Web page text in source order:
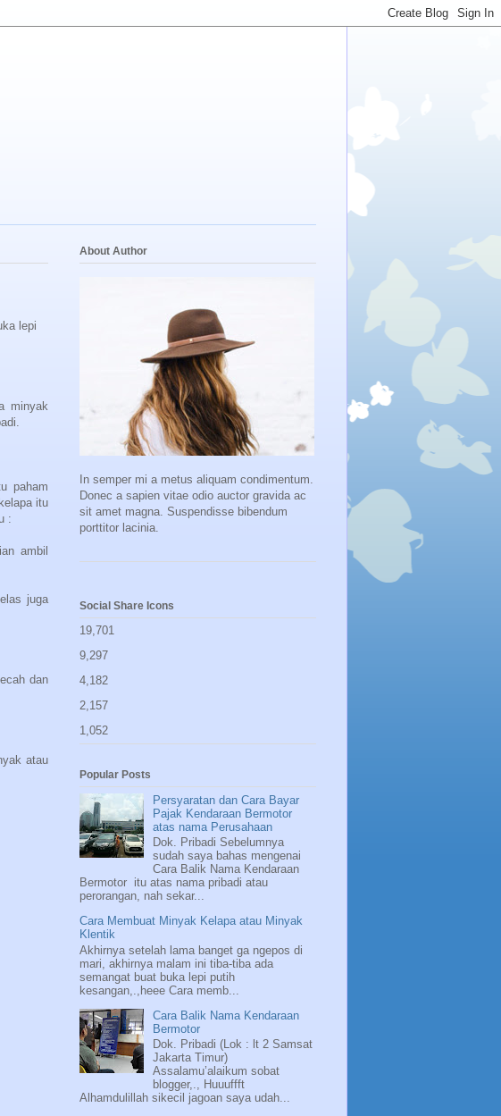
lepi
minyak
paham
itu
:
ambil
juga
dan
atau
About Author
In semper mi a metus aliquam condimentum.
Donec a sapien vitae odio auctor gravida ac
sit amet magna. Suspendisse bibendum
porttitor lacinia.
Social Share Icons
19,701
9,297
4,182
2,157
1,052
Popular Posts
Persyaratan dan Cara Bayar
Pajak Kendaraan Bermotor
atas nama Perusahaan
Dok. Pribadi Sebelumnya
sudah saya bahas mengenai
Cara Balik Nama Kendaraan
Bermotor itu atas nama pribadi atau
perorangan, nah sekar...
Cara Membuat Minyak Kelapa atau Minyak
Klentik
Akhirnya setelah lama banget ga ngepos di
mari, akhirnya malam ini tiba-tiba ada
semangat buat buka lepi putih
kesangan,.,heee Cara memb...
Cara Balik Nama Kendaraan
Bermotor
Dok. Pribadi (Lok : lt 2 Samsat
Jakarta Timur)
Assalamu’alaikum sobat
blogger,., Huuuffft
Alhamdulillah sikecil jagoan saya udah...